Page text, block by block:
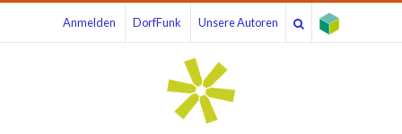
Anmelden DorfFunk Unsere Autoren